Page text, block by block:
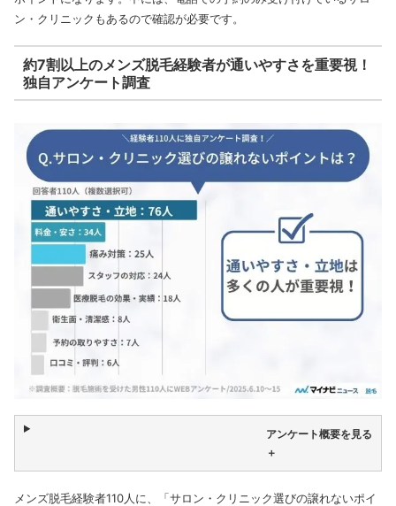
ン・クリニックもあるので確認が必要です。
約7割以上のメンズ脱毛経験者が通いやすさを重要視！
独自アンケート調査
アンケート概要を見る
＋
メンズ脱毛経験者110人に、「サロン・クリニック選びの譲れないポイ